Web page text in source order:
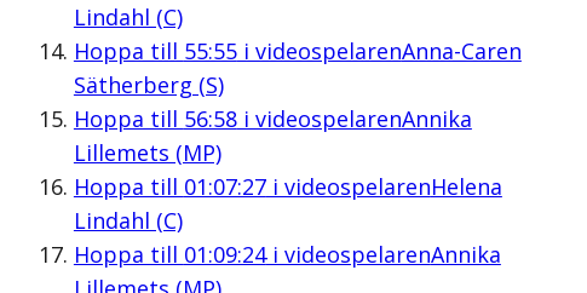
Lindahl (C)
Hoppa till 55:55i videospelarenAnna-Caren
Sätherberg (S)
Hoppa till 56:58i videospelarenAnnika
Lillemets (MP)
Hoppa till 01:07:27i videospelarenHelena
Lindahl (C)
Hoppa till 01:09:24i videospelarenAnnika